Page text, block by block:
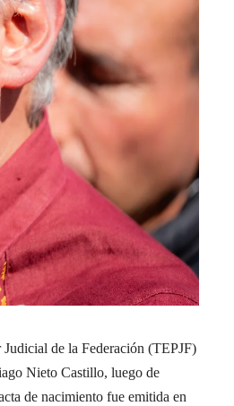
de la Federación (TEPJF)
Nieto Castillo, luego de
de nacimiento fue emitida en